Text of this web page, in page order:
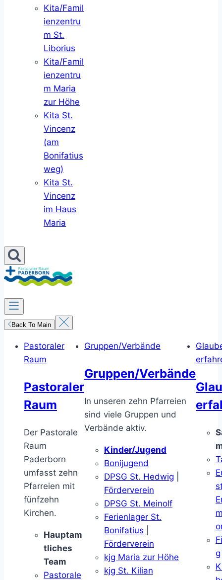
Kita/Famil
ienzentru
m St.
Liborius
Kita/Famil
ienzentru
m Maria
zur Höhe
Kita St.
Vincenz
(am
Bonifatius
weg)
Kita St.
Vincenz
im Haus
Maria
Back To Main
Pastoraler
Raum
Pastoraler
Raum
Der Pastorale
Raum
Paderborn
umfasst zehn
Pfarreien mit
fünfzehn
Kirchen.
Hauptam
tliches
Team
Pastorale
Gruppen/Verbände
Gruppen/Verbände
In unseren zehn Pfarreien
sind viele Gruppen und
Verbände aktiv.
Kinder/Jugend
Bonijugend
DPSG St. Hedwig
Förderverein
DPSG St. Meinolf
Ferienlager St.
Bonifatius
Förderverein
kjg Maria zur Höhe
kjg St. Kilian
g